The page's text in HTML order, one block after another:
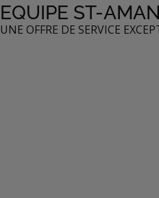
EQUIPE ST-
UNE OFFRE DE SERVICE